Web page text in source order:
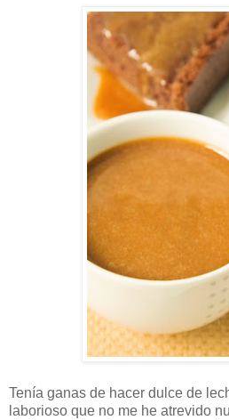
Tenía ganas de hacer dulce de
laborioso que no me he atrevido